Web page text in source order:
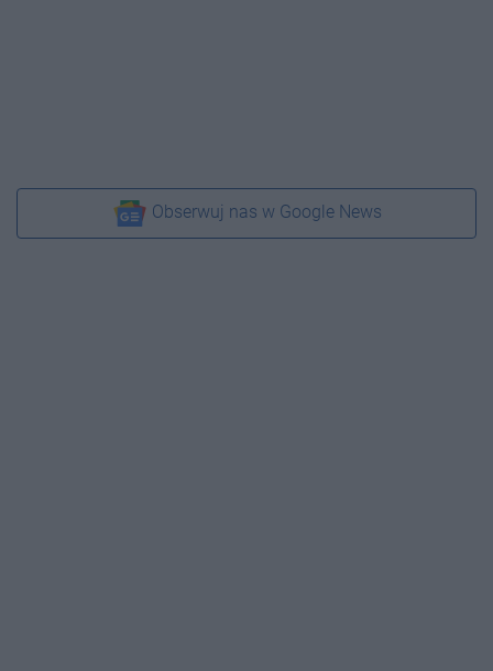
Obserwuj nas w Google News